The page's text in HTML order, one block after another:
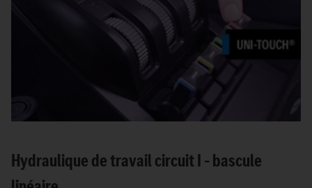
Hydraulique de travail circuit I – bascule